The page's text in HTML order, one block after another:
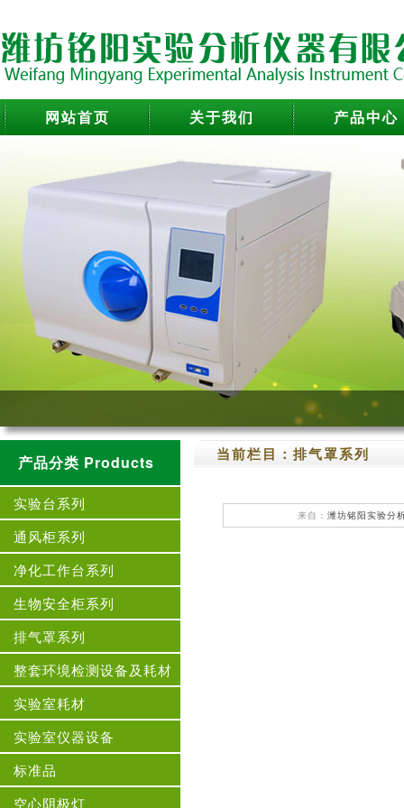
网站首页 关于我们 产品中心
产品分类 Products
实验台系列
通风柜系列
净化工作台系列
生物安全柜系列
排气罩系列
整套环境检测设备及耗材
实验室耗材
实验室仪器设备
标准品
空心阴极灯
当前栏目： 排气罩系列
来自： 潍坊铭阳实验分